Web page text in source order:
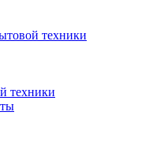
техники
техники